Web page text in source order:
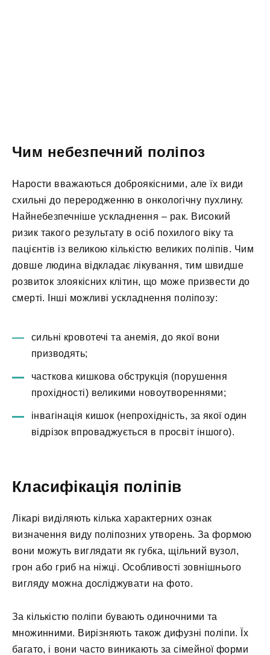
Чим небезпечний поліпоз
Нарости вважаються доброякісними, але їх види
схильні до переродженню в онкологічну пухлину.
Найнебезпечніше ускладнення – рак. Високий
ризик такого результату в осіб похилого віку та
пацієнтів із великою кількістю великих поліпів. Чим
довше людина відкладає лікування, тим швидше
розвиток злоякісних клітин, що може призвести до
смерті. Інші можливі ускладнення поліпозу:
сильні кровотечі та анемія, до якої вони
призводять;
часткова кишкова обструкція (порушення
прохідності) великими новоутвореннями;
інвагінація кишок (непрохідність, за якої один
відрізок впроваджується в просвіт іншого).
Класифікація поліпів
Лікарі виділяють кілька характерних ознак
визначення виду поліпозних утворень. За формою
вони можуть виглядати як губка, щільний вузол,
грон або гриб на ніжці. Особливості зовнішнього
вигляду можна досліджувати на фото.
За кількістю поліпи бувають одиночними та
множинними. Вирізняють також дифузні поліпи. Їх
багато, і вони часто виникають за сімейної форми